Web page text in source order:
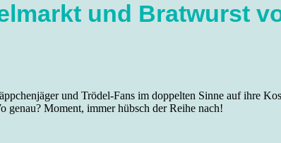
und Bratwurst
und Trödel-Fans im doppelten Sinne auf ihre
Moment, immer hübsch der Reihe nach!